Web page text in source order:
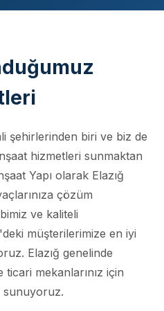
şehirlerinden biri ve biz de
hizmetleri sunmaktan
Yapı olarak Elazığ
çözüm
ve kaliteli
müşterilerimize en iyi
Elazığ genelinde
mekanlarınız için
sunuyoruz.